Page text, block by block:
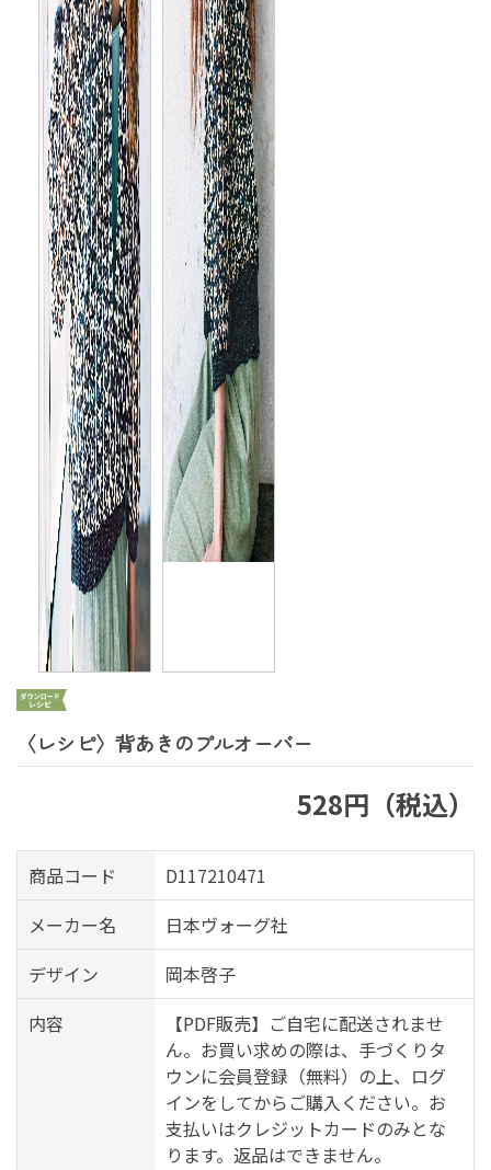
〈レシピ〉背あきのプルオーバー
528円（税込）
商品コード
D117210471
メーカー名
日本ヴォーグ社
デザイン
岡本啓子
内容
【PDF販売】ご自宅に配送されませ
ん。お買い求めの際は、手づくりタ
ウンに会員登録（無料）の上、ログ
インをしてからご購入ください。お
支払いはクレジットカードのみとな
ります。返品はできません。